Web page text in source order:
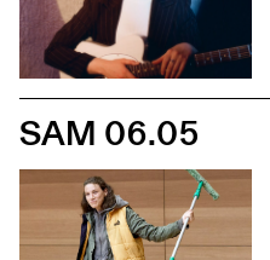
SAM 06.05